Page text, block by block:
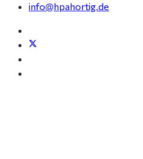
info@hpahortig.de